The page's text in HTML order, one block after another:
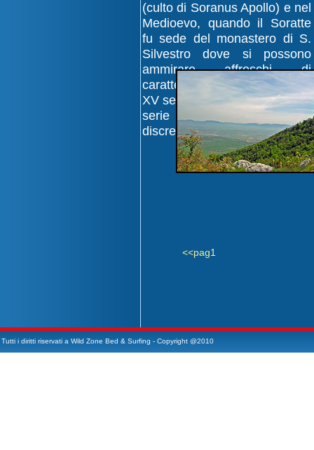
(culto di Soranus Apollo) e nel
Medioevo, quando il Soratte
fu sede del monastero di S.
Silvestro dove si possono
ammirare affreschi di
carattere votivo. A partire dal
XV secolo fiorirono anche una
serie di eremi ancora oggi
discretamente conservati.
<<pag1
Tutti i diritti riservati a Wild Zone Bed & Surfing - Copyright @2010